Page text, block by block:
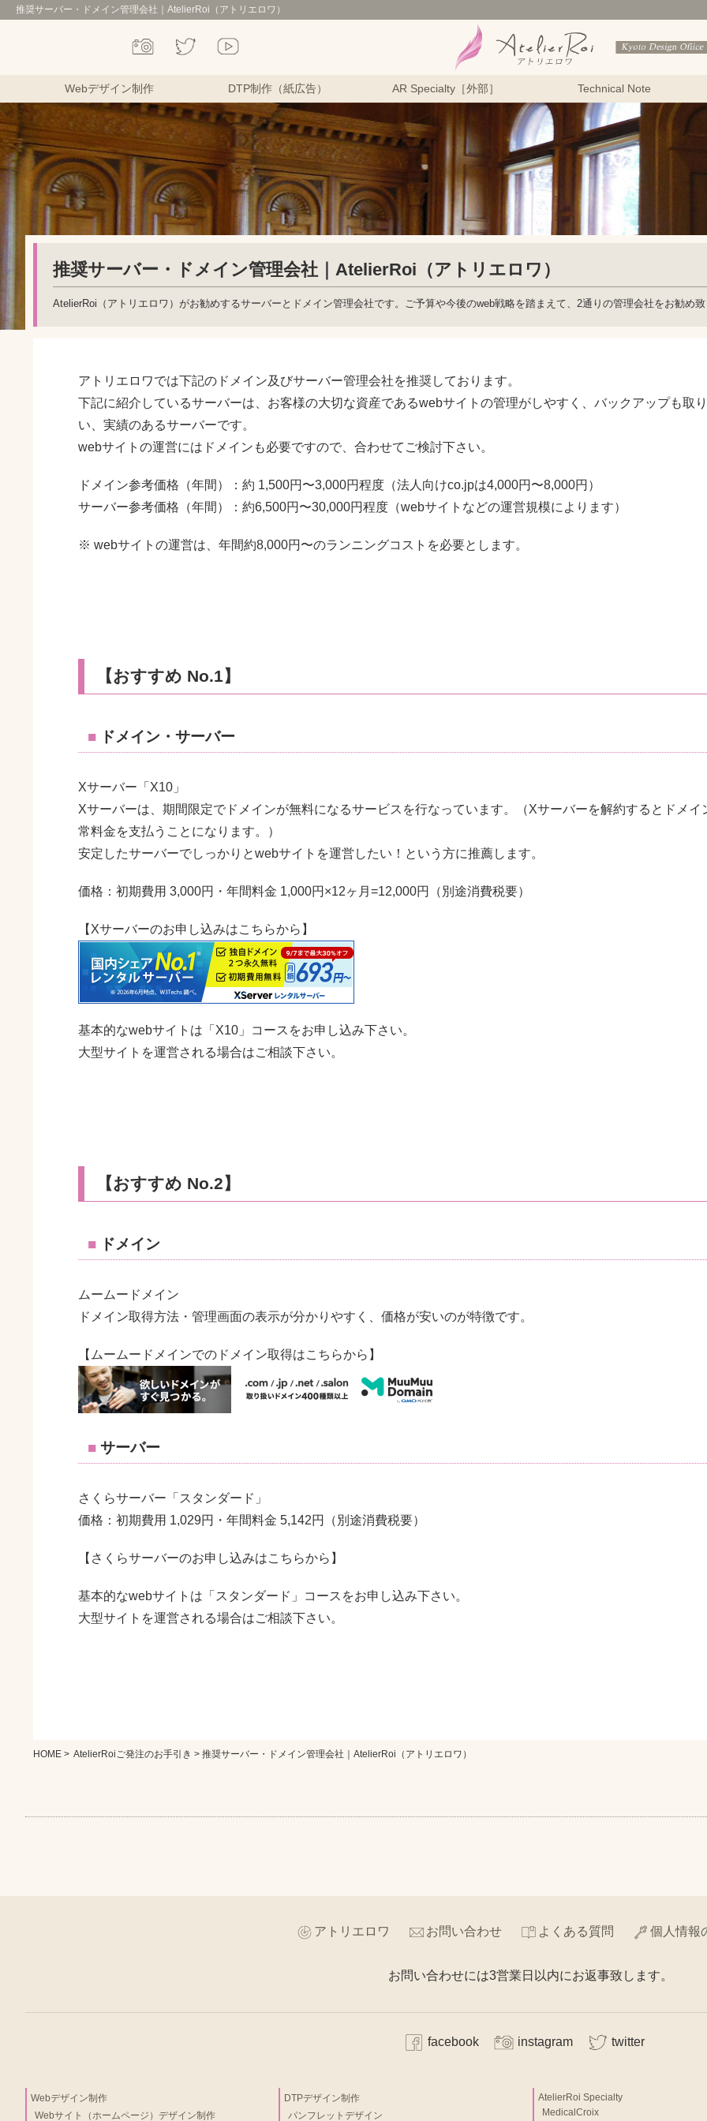
推奨サーバー・ドメイン管理会社｜AtelierRoi（アトリエロワ）
Webデザイン制作 DTP制作（紙広告） AR Specialty［外部］ Technical Note
推奨サーバー・ドメイン管理会社｜AtelierRoi（アトリエロワ）
AtelierRoi（アトリエロワ）がお勧めするサーバーとドメイン管理会社です。ご予算や今後のweb戦略を踏まえて、2通りの管理会社をお勧め
アトリエロワでは下記のドメイン及びサーバー管理会社を推奨しております。
下記に紹介しているサーバーは、お客様の大切な資産であるwebサイトの管理がしやすく、バックアップも取
い、実績のあるサーバーです。
webサイトの運営にはドメインも必要ですので、合わせてご検討下さい。
ドメイン参考価格（年間）：約 1,500円〜3,000円程度（法人向けco.jpは4,000円〜8,000円）
サーバー参考価格（年間）：約6,500円〜30,000円程度（webサイトなどの運営規模によります）
※ webサイトの運営は、年間約8,000円〜のランニングコストを必要とします。
【おすすめ No.1】
ドメイン・サーバー
Xサーバー「X10」
Xサーバーは、期間限定でドメインが無料になるサービスを行なっています。（Xサーバーを解約するとドメイ
常料金を支払うことになります。）
安定したサーバーでしっかりとwebサイトを運営したい！という方に推薦します。
価格：初期費用 3,000円・年間料金 1,000円×12ヶ月=12,000円（別途消費税要）
【Xサーバーのお申し込みはこちらから】
基本的なwebサイトは「X10」コースをお申し込み下さい。
大型サイトを運営される場合はご相談下さい。
【おすすめ No.2】
ドメイン
ムームードメイン
ドメイン取得方法・管理画面の表示が分かりやすく、価格が安いのが特徴です。
【ムームードメインでのドメイン取得はこちらから】
サーバー
さくらサーバー「スタンダード」
価格：初期費用 1,029円・年間料金 5,142円（別途消費税要）
【さくらサーバーのお申し込みはこちらから】
基本的なwebサイトは「スタンダード」コースをお申し込み下さい。
大型サイトを運営される場合はご相談下さい。
HOME > AtelierRoiご発注のお手引き > 推奨サーバー・ドメイン管理会社｜AtelierRoi（アトリエロワ）
アトリエロワ お問い合わせ よくある質問 個人情報
お問い合わせには3営業日以内にお返事致します。
facebook instagram twitter
Webデザイン制作
Webサイト（ホームページ）デザイン制作
DTPデザイン制作
パンフレットデザイン
AtelierRoi Specialty
MedicalCroix